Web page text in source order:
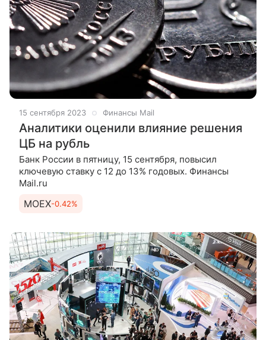
15 сентября 2023 Финансы Mail
Аналитики оценили влияние решения
ЦБ на рубль
Банк России в пятницу, 15 сентября, повысил
ключевую ставку с 12 до 13% годовых. Финансы
Mail.ru
MOEX-0.42%